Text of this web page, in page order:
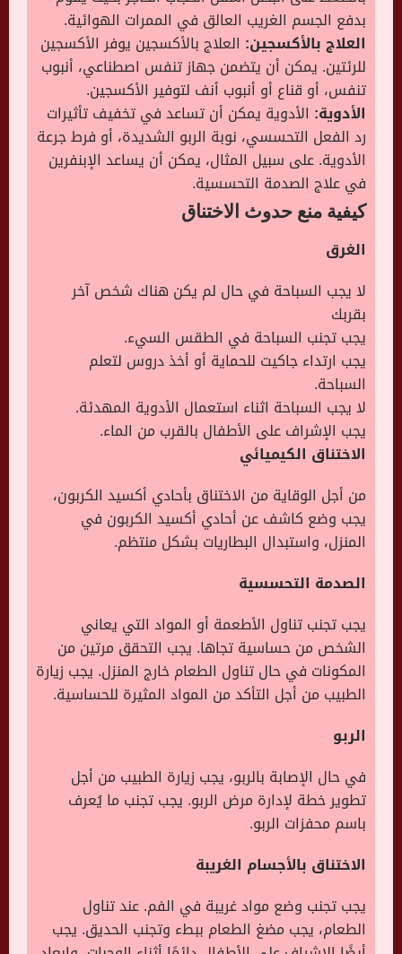
بدفع الجسم الغريب العالق في الممرات الهوائية.
العلاج بالأكسجين: العلاج بالأكسجين يوفر الأكسجين
للرئتين. يمكن أن يتضمن جهاز تنفس اصطناعي، أنبوب
تنفس، أو قناع أو أنبوب أنف لتوفير الأكسجين.
الأدوية: الأدوية يمكن أن تساعد في تخفيف تأثيرات
رد الفعل التحسسي، نوبة الربو الشديدة، أو فرط جرعة
الأدوية. على سبيل المثال، يمكن أن يساعد الإبنفرين
في علاج الصدمة التحسسية.
كيفية منع حدوث الاختناق
الغرق
لا يجب السباحة في حال لم يكن هناك شخص آخر
بقربك
يجب تجنب السباحة في الطقس السيء.
يجب ارتداء جاكيت للحماية أو أخذ دروس لتعلم
السباحة.
لا يجب السباحة اثناء استعمال الأدوية المهدئة.
يجب الإشراف على الأطفال بالقرب من الماء.
الاختناق الكيميائي
من أجل الوقاية من الاختناق بأحادي أكسيد الكربون،
يجب وضع كاشف عن أحادي أكسيد الكربون في
المنزل، واستبدال البطاريات بشكل منتظم.
الصدمة التحسسية
يجب تجنب تناول الأطعمة أو المواد التي يعاني
الشخص من حساسية تجاها. يجب التحقق مرتين من
المكونات في حال تناول الطعام خارج المنزل. يجب زيارة
الطبيب من أجل التأكد من المواد المثيرة للحساسية.
الربو
في حال الإصابة بالربو، يجب زيارة الطبيب من أجل
تطوير خطة لإدارة مرض الربو. يجب تجنب ما يُعرف
باسم محفزات الربو.
الاختناق بالأجسام الغريبة
يجب تجنب وضع مواد غريبة في الفم. عند تناول
الطعام، يجب مضغ الطعام ببطء وتجنب الحديق. يجب